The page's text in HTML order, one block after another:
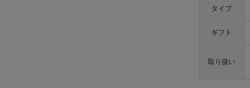
タイプ
ギフト
取り扱い